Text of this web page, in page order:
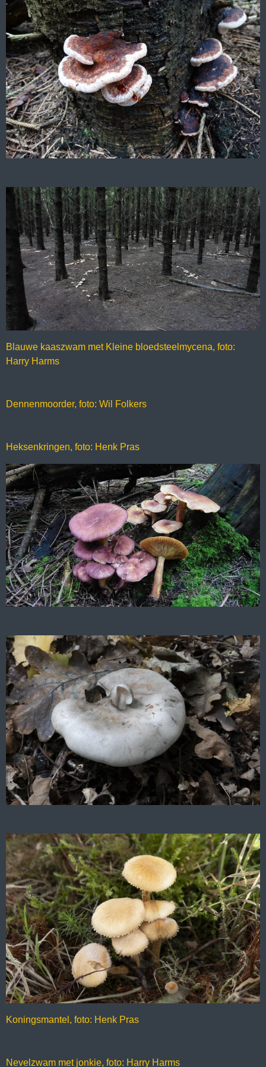
Blauwe kaaszwam met Kleine bloedsteelmycena, foto:
Harry Harms
Dennenmoorder, foto: Wil Folkers
Heksenkringen, foto: Henk Pras
Koningsmantel, foto: Henk Pras
Nevelzwam met jonkie, foto: Harry Harms